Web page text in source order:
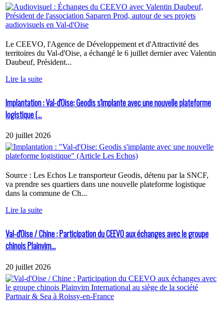
Le CEEVO, l'Agence de Développement et d'Attractivité des
territoires du Val-d'Oise, a échangé le 6 juillet dernier avec Valentin
Daubeuf, Président...
Lire la suite
Implantation : Val-d'Oise: Geodis s'implante avec une nouvelle plateforme
logistique (...
20 juillet 2026
Source : Les Echos Le transporteur Geodis, détenu par la SNCF,
va prendre ses quartiers dans une nouvelle plateforme logistique
dans la commune de Ch...
Lire la suite
Val-d'Oise / Chine : Participation du CEEVO aux échanges avec le groupe
chinois Plainvim...
20 juillet 2026